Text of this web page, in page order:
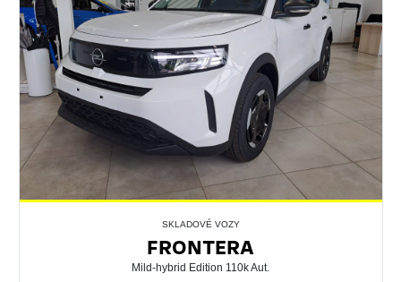
SKLADOVÉ VOZY
FRONTERA
Mild-hybrid Edition 110k Aut.